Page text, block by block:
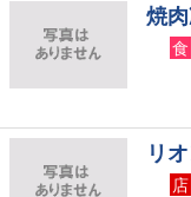
焼
食
リ
店